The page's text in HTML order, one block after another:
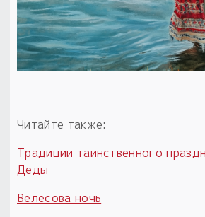
Читайте также:
Традиции таинственного
Деды
Велесова ночь